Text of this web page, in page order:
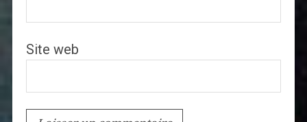
Site web